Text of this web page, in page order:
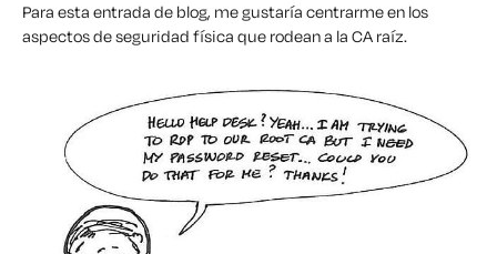
Para esta entrada de blog, me gustaría centrarme en los
aspectos de seguridad física que rodean a la CA raíz.